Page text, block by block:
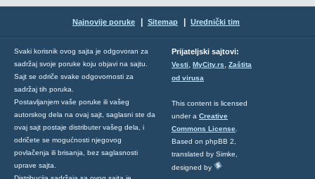
Najnovije poruke Sitemap Urednički tim
Svaki korisnik ovog sajta je odgovoran za
sadržaj svoje poruke koju objavi na sajtu.
Sajt se odriče svake odgovornosti za
sadržaj tih poruka.
Postavljanjem vaše poruke ili vašeg
autorskog dela na ovaj sajt, saglasni ste da
ovaj sajt postaje distributer vašeg dela, i
odričete se mogućnosti njegovog
povlačenja ili brisanja, bez saglasnosti
uprave sajta.
Prijateljski sajtovi:
Vesti, MyCity.rs, Zaštita
od virusa
This content is licensed
under a Creative
Commons License
Based on phpBB 2,
translated by Simke,
designed by